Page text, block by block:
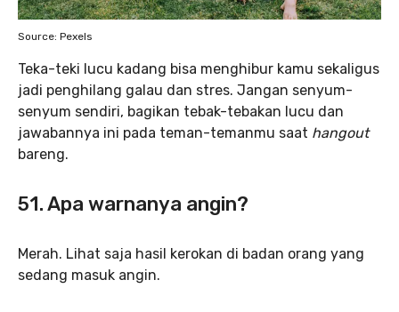
Source: Pexels
Teka-teki lucu kadang bisa menghibur kamu sekaligus
jadi penghilang galau dan stres. Jangan senyum-
senyum sendiri, bagikan tebak-tebakan lucu dan
jawabannya ini pada teman-temanmu saat hangout
bareng.
51. Apa warnanya angin?
Merah. Lihat saja hasil kerokan di badan orang yang
sedang masuk angin.